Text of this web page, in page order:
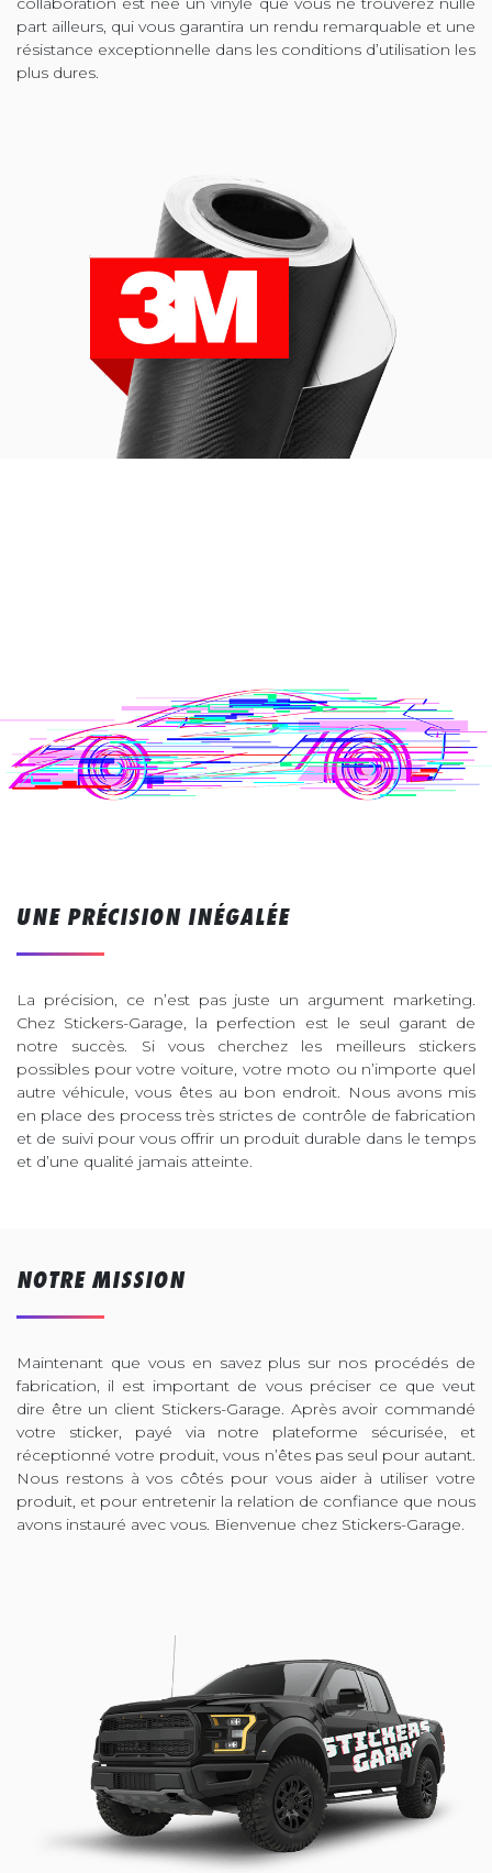
part ailleurs, qui vous garantira un rendu remarquable et une
résistance exceptionnelle dans les conditions d’utilisation les
plus dures.
UNE PRÉCISION INÉGALÉE
La précision, ce n’est pas juste un argument marketing.
Chez Stickers-Garage, la perfection est le seul garant de
notre succès. Si vous cherchez les meilleurs stickers
possibles pour votre voiture, votre moto ou n’importe quel
autre véhicule, vous êtes au bon endroit. Nous avons mis
en place des process très strictes de contrôle de fabrication
et de suivi pour vous offrir un produit durable dans le temps
et d’une qualité jamais atteinte.
NOTRE MISSION
Maintenant que vous en savez plus sur nos procédés de
fabrication, il est important de vous préciser ce que veut
dire être un client Stickers-Garage. Après avoir commandé
votre sticker, payé via notre plateforme sécurisée, et
réceptionné votre produit, vous n’êtes pas seul pour autant.
Nous restons à vos côtés pour vous aider à utiliser votre
produit, et pour entretenir la relation de confiance que nous
avons instauré avec vous. Bienvenue chez Stickers-Garage.